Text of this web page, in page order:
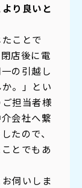
り良いと
ことで
店後に電
の引越し
。」とい
担当者様
会社へ繋
たので、
とでもあ
伺いしま